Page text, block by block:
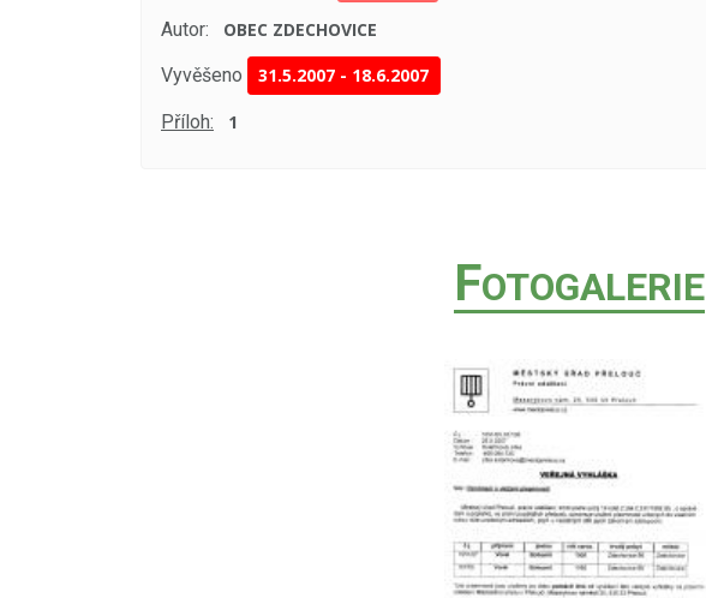
Autor:
OBEC ZDECHOVICE
Vyvěšeno 31.5.2007 - 18.6.2007
Příloh: 1
FOTOGALERIE